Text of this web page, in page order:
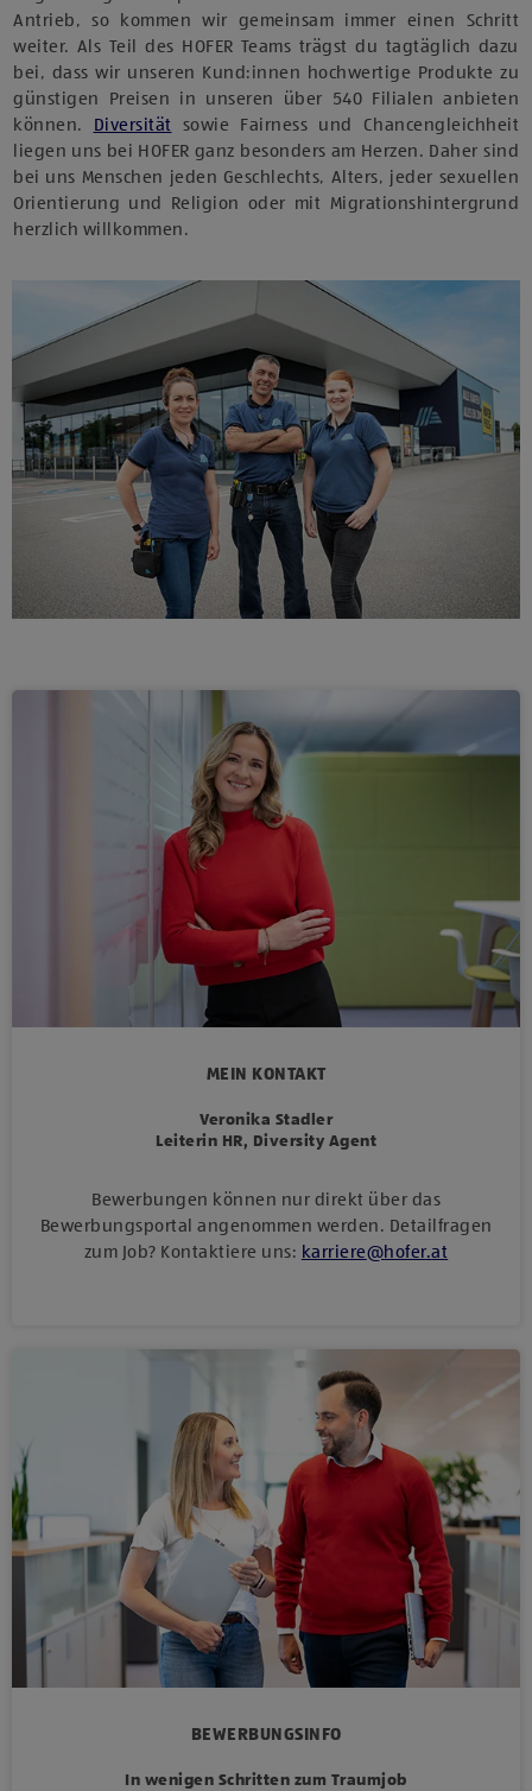
Antrieb, so kommen wir gemeinsam immer einen Schritt
weiter. Als Teil des HOFER Teams trägst du tagtäglich dazu
bei, dass wir unseren Kund:innen hochwertige Produkte zu
günstigen Preisen in unseren über 540 Filialen anbieten
können. Diversität sowie Fairness und Chancengleichheit
liegen uns bei HOFER ganz besonders am Herzen. Daher sind
bei uns Menschen jeden Geschlechts, Alters, jeder sexuellen
Orientierung und Religion oder mit Migrationshintergrund
herzlich willkommen.
MEIN KONTAKT
Veronika Stadler
Leiterin HR, Diversity Agent
Bewerbungen können nur direkt über das
Bewerbungsportal angenommen werden. Detailfragen
zum Job? Kontaktiere uns: karriere@hofer.at
BEWERBUNGSINFO
In wenigen Schritten zum Traumjob